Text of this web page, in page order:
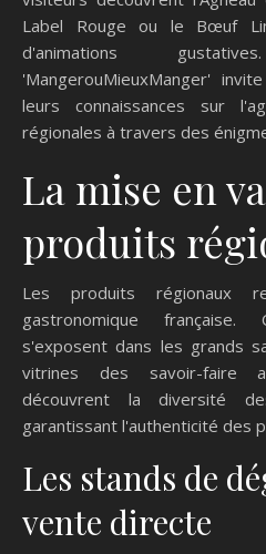
Label Rouge ou le Bœuf
d'animations
'MangerouMieuxManger'
leurs connaissances sur
régionales à travers des
La mise en
produits
Les produits régionaux
gastronomique française.
s'exposent dans les grands
vitrines des savoir-faire
découvrent la diversité
garantissant l'authenticité des
Les stands de
vente directe